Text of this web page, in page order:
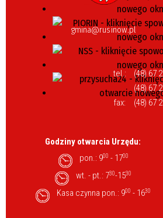
gmina@rusinow.pl
tel.:
(48) 67
(48) 67
fax:
(48) 67
Godziny otwarcia Urzędu:
pon.: 900 - 1700
wt. - pt.: 730-1530
Kasa czynna pon.: 900 - 1630